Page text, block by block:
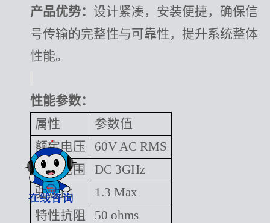
产品优势： 设计紧凑，安装便捷，确保信
号传输的完整性与可靠性，提升系统整体
性能。
性能参数：
属性
参数值
额定电压
60V AC RMS
频率范围
DC 3GHz
驻波比
1.3 Max
特性抗阻
50 ohms